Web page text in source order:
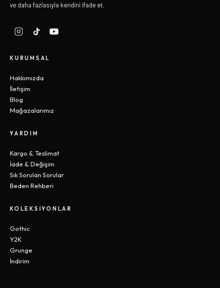
ve daha fazlasıyla kendini ifade et.
KURUMSAL
Hakkımızda
İletişim
Blog
Mağazalarımız
YARDIM
Kargo & Teslimat
İade & Değişim
Sık Sorulan Sorular
Beden Rehberi
KOLEKSIYONLAR
Gothic
Y2K
Grunge
İndirim